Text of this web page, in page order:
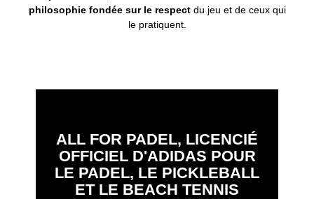
philosophie fondée sur le respectdu jeu et de ceux qui
le pratiquent.
ALL FOR PADEL, LICENCIÉ
OFFICIEL D'ADIDAS POUR
LE PADEL, LE PICKLEBALL
ET LE BEACH TENNIS